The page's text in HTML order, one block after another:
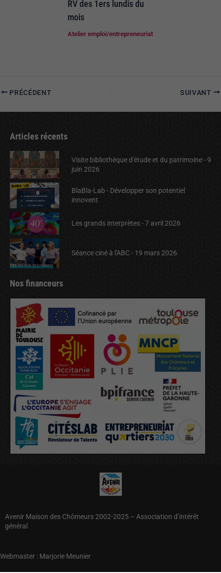
RV des 1ers lundis du
mois
Atelier emploi/entrepreneuriat
PRÉCÉDENT SUIVANT
Articles récents
Visite bibliothèque d'étude et du patrimoine - 9
juin 2026
BlaBla-Lab - Développer son potentiel
innovent
Les grands interprètes - 7 avril 2026
Séance ciné à l'ABC - 19 mars 2026
Nos financeurs
Avenir Maison des Chômeurs 2002-2025 – Association d’intérêt
général
Webmaster : Marjorie Meunier